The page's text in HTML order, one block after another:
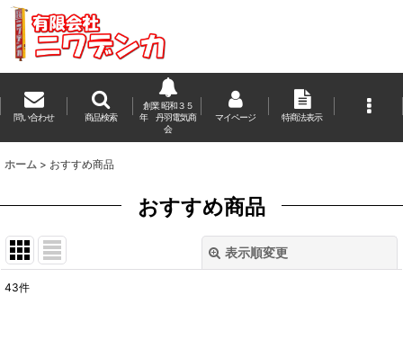
問い合わせ 商品検索
創業 昭和３５
年 丹羽電気商
会
マイページ 特商法表示
ホーム > おすすめ商品
おすすめ商品
表示順変更
43件